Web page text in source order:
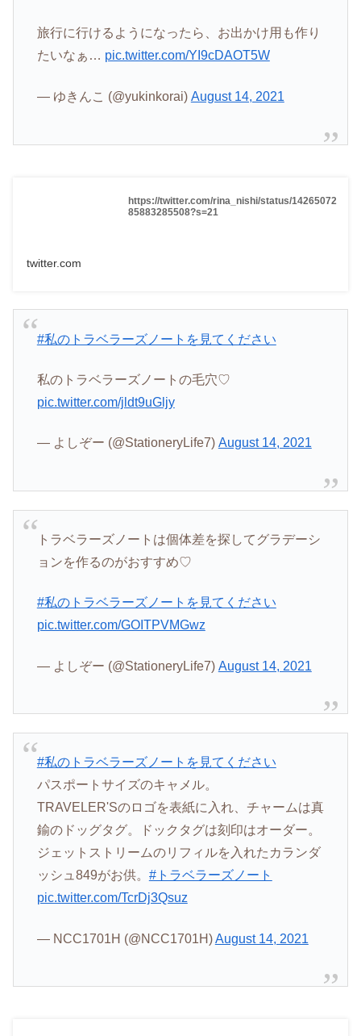
旅行に行けるようになったら、お出かけ用も作り
たいなぁ… pic.twitter.com/YI9cDAOT5W
— ゆきんこ (@yukinkorai) August 14, 2021
https://twitter.com/rina_nishi/status/14265072
85883285508?s=21
twitter.com
#私のトラベラーズノートを見てください
私のトラベラーズノートの毛穴♡
pic.twitter.com/jldt9uGljy
— よしぞー (@StationeryLife7) August 14, 2021
トラベラーズノートは個体差を探してグラデーシ
ョンを作るのがおすすめ♡
#私のトラベラーズノートを見てください
pic.twitter.com/GOITPVMGwz
— よしぞー (@StationeryLife7) August 14, 2021
#私のトラベラーズノートを見てください
パスポートサイズのキャメル。
TRAVELER'Sのロゴを表紙に入れ、チャームは真
鍮のドッグタグ。ドックタグは刻印はオーダー。
ジェットストリームのリフィルを入れたカランダ
ッシュ849がお供。 #トラベラーズノート
pic.twitter.com/TcrDj3Qsuz
— NCC1701H (@NCC1701H)August 14, 2021